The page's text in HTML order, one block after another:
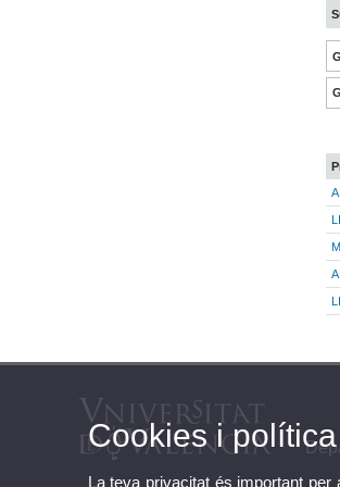
Cookies i
La teva privacitat és important